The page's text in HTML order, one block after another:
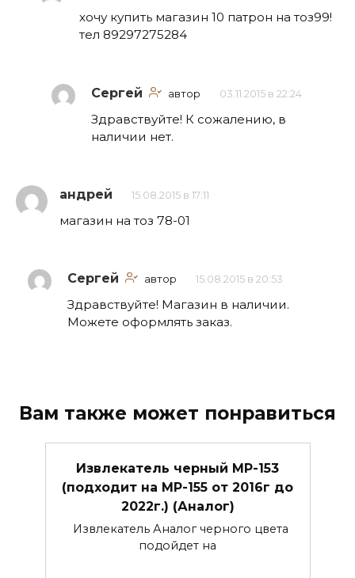
хочу купить магазин 10 патрон на тоз99!
тел 89297275284
Сергей автор 03.11.2015 в 22:24
Здравствуйте! К сожалению, в
наличии нет.
андрей 15.08.2015 в 17:11
магазин на тоз 78-01
Сергей автор 15.08.2015 в 20:53
Здравствуйте! Магазин в наличии.
Можете оформлять заказ.
Вам также может понравиться
Извлекатель черный МР-153
(подходит на МР-155 от 2016г до
2022г.) (Аналог)
Извлекатель Аналог черного цвета
подойдет на